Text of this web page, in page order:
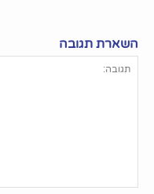
השארת תגובה